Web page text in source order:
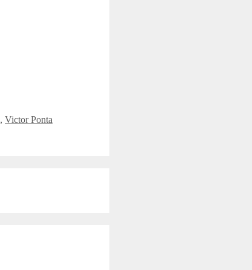
, Victor Ponta